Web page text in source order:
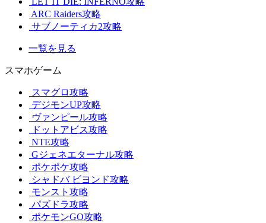
ARC Raiders攻略
サブノーティカ2攻略
一覧を見る
スマホゲーム
スマグロ攻略
デジモンUP攻略
ヴァンピール攻略
ドットアビス攻略
NTE攻略
Gジェネエターナル攻略
ポケポケ攻略
シャドバ ビヨンド攻略
モンスト攻略
パズドラ攻略
ポケモンGO攻略